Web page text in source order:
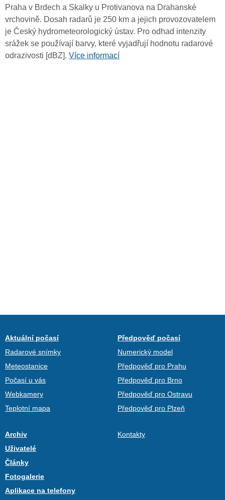
Praha v Brdech a Skalky u Protivanova na Drahanské
vrchovině. Dosah radarů je 250 km a jejich provozovatelem
je Český hydrometeorologický ústav. Pro odhad intenzity
srážek se používají barvy, které vyjadřují hodnotu radarové
odrazivosti [dBZ]. Více informací
Aktuální počasí
Radarové snímky
Meteostanice
Počasí u vás
Webkamery
Teplotní mapa
Předpověď počasí
Numerický model
Předpověď pro Prahu
Předpověď pro Brno
Předpověď pro Ostravu
Předpověď pro Plzeň
Archiv
Uživatelé
Články
Fotogalerie
Aplikace na telefony
Kontakty